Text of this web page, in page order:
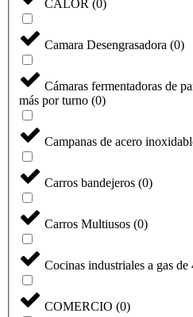
CALOR (0)
Camara Desengrasadora (0)
Cámaras fermentadoras de
más por turno (0)
Campanas de acero
Carros bandejeros (0)
Carros Multiusos (0)
Cocinas industriales a gas de
COMERCIO (0)